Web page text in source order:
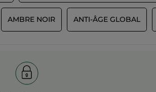
AMBRE NOIR ANTI-ÂGE GLOBAL